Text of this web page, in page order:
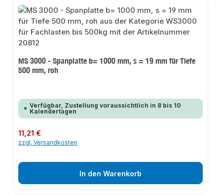
MS 3000 - Spanplatte b= 1000 mm, s = 19 mm für Tiefe
500 mm, roh
Verfügbar, Zustellung voraussichtlich in 8 bis 10
Kalendertagen
Regulärer Preis:
11,21 €
zzgl. Versandkosten
In den Warenkorb